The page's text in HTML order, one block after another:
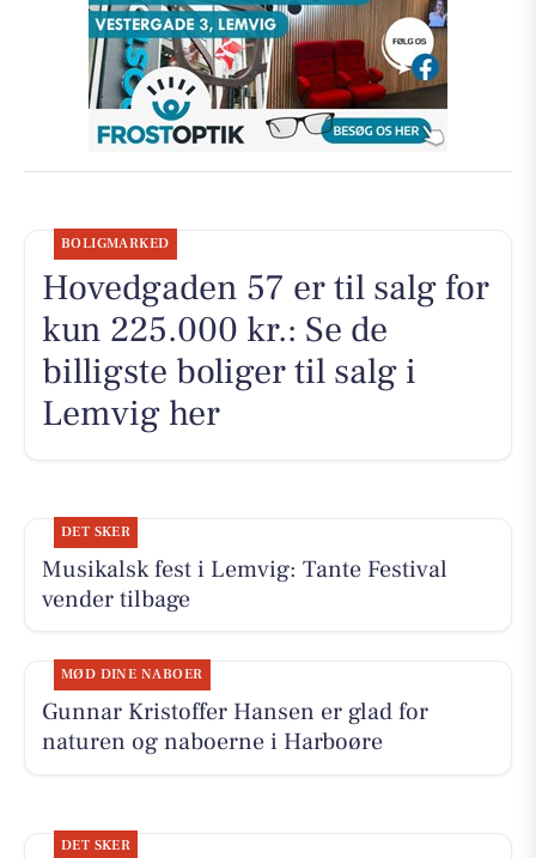
BOLIGMARKED
Hovedgaden 57 er til salg for
kun 225.000 kr.: Se de
billigste boliger til salg i
Lemvig her
DET SKER
Musikalsk fest i Lemvig: Tante Festival
vender tilbage
MØD DINE NABOER
Gunnar Kristoffer Hansen er glad for
naturen og naboerne i Harboøre
DET SKER